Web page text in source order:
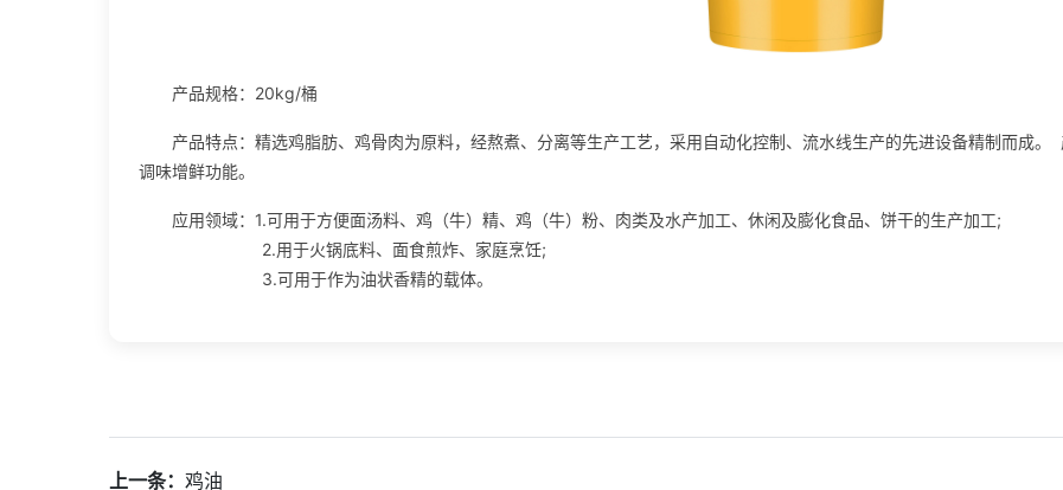
产品规格：20kg/桶
产品特点：精选鸡脂肪、鸡骨肉为原料，经熬煮、分离等生产工艺，采用自动化控制、流水线生产的先进设备精制而成
调味增鲜功能。
应用领域：1.可用于方便面汤料、鸡（牛）精、鸡（牛）粉、肉类及水产加工、休闲及膨化食品、饼干的生产加工;
2.用于火锅底料、面食煎炸、家庭烹饪;
3.可用于作为油状香精的载体。
上一条： 鸡油